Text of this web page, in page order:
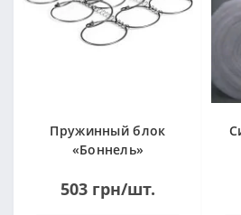
Пружинный блок
«Боннель»
503 грн/шт.